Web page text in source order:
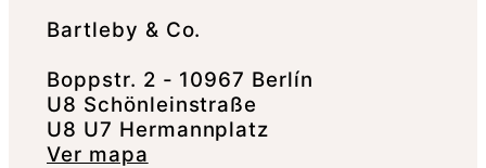
Bartleby & Co.
Boppstr. 2 - 10967 Berlín
U8 Schönleinstraße
U8 U7 Hermannplatz
Ver mapa